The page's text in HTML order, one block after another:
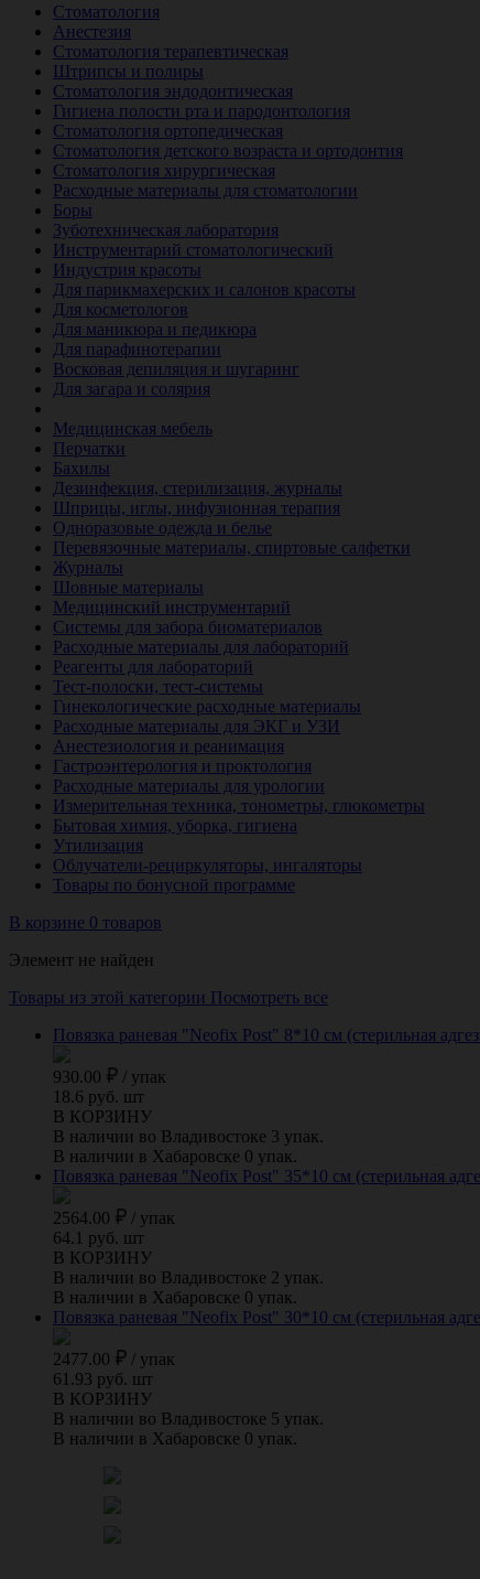
Стоматология
Анестезия
Стоматология терапевтическая
Штрипсы и полиры
Стоматология эндодонтическая
Гигиена полости рта и пародонтология
Стоматология ортопедическая
Стоматология детского возраста и ортодонтия
Стоматология хирургическая
Расходные материалы для стоматологии
Боры
Зуботехническая лаборатория
Инструментарий стоматологический
Индустрия красоты
Для парикмахерских и салонов красоты
Для косметологов
Для маникюра и педикюра
Для парафинотерапии
Восковая депиляция и шугаринг
Для загара и солярия
Медицинская мебель
Перчатки
Бахилы
Дезинфекция, стерилизация, журналы
Шприцы, иглы, инфузионная терапия
Одноразовые одежда и белье
Перевязочные материалы, спиртовые салфетки
Журналы
Шовные материалы
Медицинский инструментарий
Системы для забора биоматериалов
Расходные материалы для лабораторий
Реагенты для лабораторий
Тест-полоски, тест-системы
Гинекологические расходные материалы
Расходные материалы для ЭКГ и УЗИ
Анестезиология и реанимация
Гастроэнтерология и проктология
Расходные материалы для урологии
Измерительная техника, тонометры, глюкометры
Бытовая химия, уборка, гигиена
Утилизация
Облучатели-рециркуляторы, ингаляторы
Товары по бонусной программе
В корзине 0 товаров
Элемент не найден
Товары из этой категории Посмотреть все
Повязка раневая "Neofix Post" 8*10 см (стерильная
930.00 / упак
18.6 руб. шт
В КОРЗИНУ
В наличии во Владивостоке 3 упак.
В наличии в Хабаровске 0 упак.
Повязка раневая "Neofix Post" 35*10 см (стерильная
2564.00 / упак
64.1 руб. шт
В КОРЗИНУ
В наличии во Владивостоке 2 упак.
В наличии в Хабаровске 0 упак.
Повязка раневая "Neofix Post" 30*10 см (стерильная
2477.00 / упак
61.93 руб. шт
В КОРЗИНУ
В наличии во Владивостоке 5 упак.
В наличии в Хабаровске 0 упак.